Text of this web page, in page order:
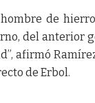
hombre de
del anterior
afirmó
de Erbol.